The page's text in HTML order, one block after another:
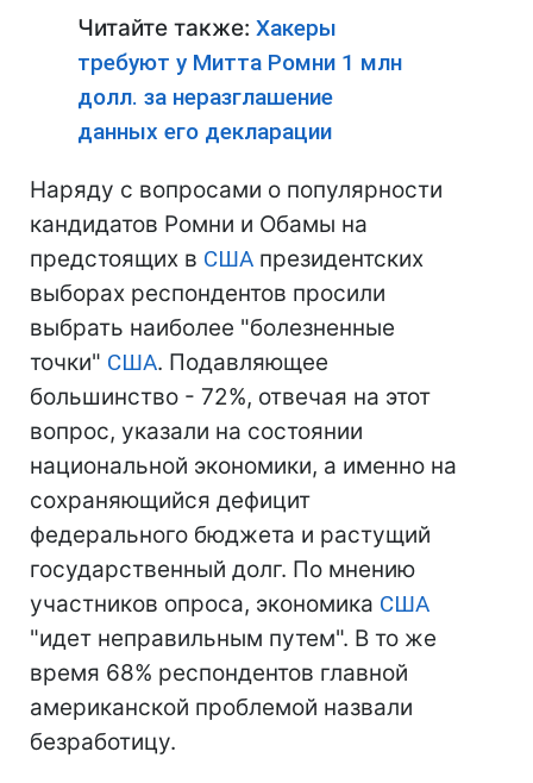
Читайте также: Хакеры
требуют у Митта Ромни 1 млн
долл. за неразглашение
данных его декларации
Наряду с вопросами о популярности
кандидатов Ромни и Обамы на
предстоящих в США президентских
выборах респондентов просили
выбрать наиболее "болезненные
точки" США. Подавляющее
большинство - 72%, отвечая на этот
вопрос, указали на состоянии
национальной экономики, а именно на
сохраняющийся дефицит
федерального бюджета и растущий
государственный долг. По мнению
участников опроса, экономика США
"идет неправильным путем". В то же
время 68% респондентов главной
американской проблемой назвали
безработицу.